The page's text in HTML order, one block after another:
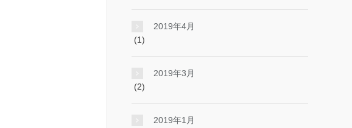
2019年4月
(1)
2019年3月
(2)
2019年1月